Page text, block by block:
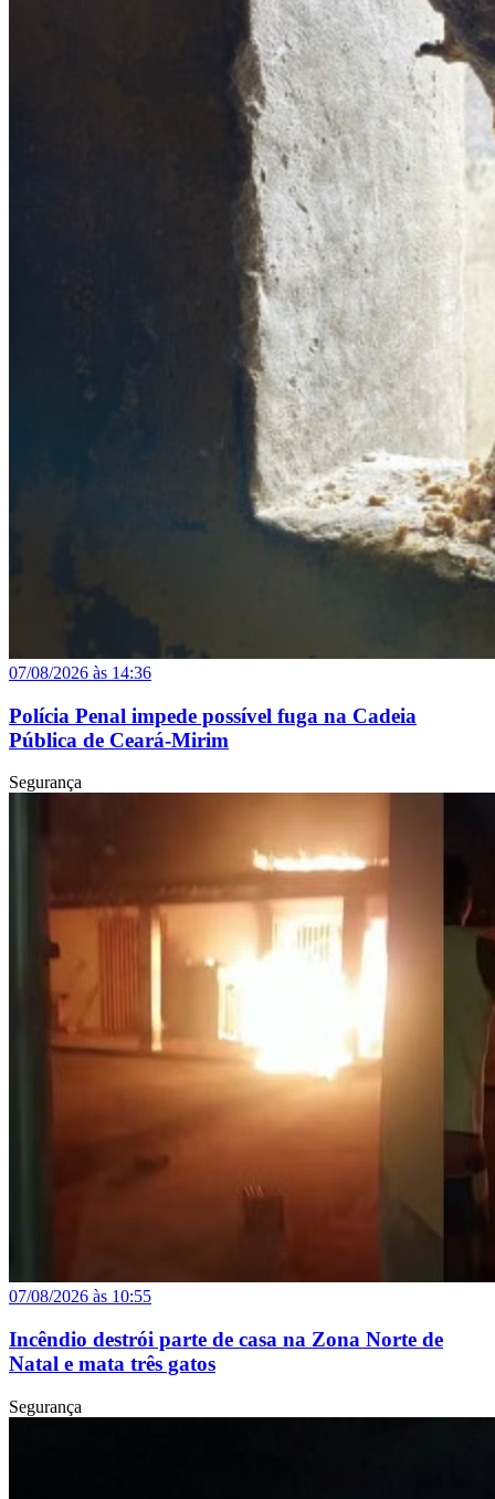
07/08/2026 às 14:36
Polícia Penal impede possível fuga na Cadeia
Pública de Ceará-Mirim
Segurança
07/08/2026 às 10:55
Incêndio destrói parte de casa na Zona Norte de
Natal e mata três gatos
Segurança